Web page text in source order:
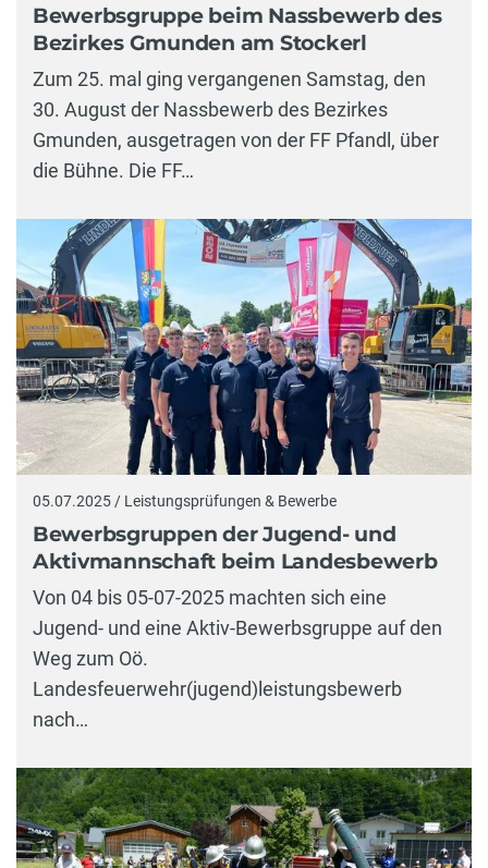
Bewerbsgruppe beim Nassbewerb des
Bezirkes Gmunden am Stockerl
Zum 25. mal ging vergangenen Samstag, den
30. August der Nassbewerb des Bezirkes
Gmunden, ausgetragen von der FF Pfandl, über
die Bühne. Die FF…
05.07.2025 / Leistungsprüfungen & Bewerbe
Bewerbsgruppen der Jugend- und
Aktivmannschaft beim Landesbewerb
Von 04 bis 05-07-2025 machten sich eine
Jugend- und eine Aktiv-Bewerbsgruppe auf den
Weg zum Oö.
Landesfeuerwehr(jugend)leistungsbewerb
nach…